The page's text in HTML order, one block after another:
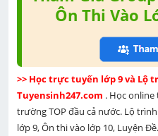
Ôn Thi Vào
>> Học trực tuyến lớp 9 và Lộ
Tuyensinh247.com . Học
trường TOP đầu cả nước. Lộ
lớp 9, Ôn thi vào lớp 10, Luyện